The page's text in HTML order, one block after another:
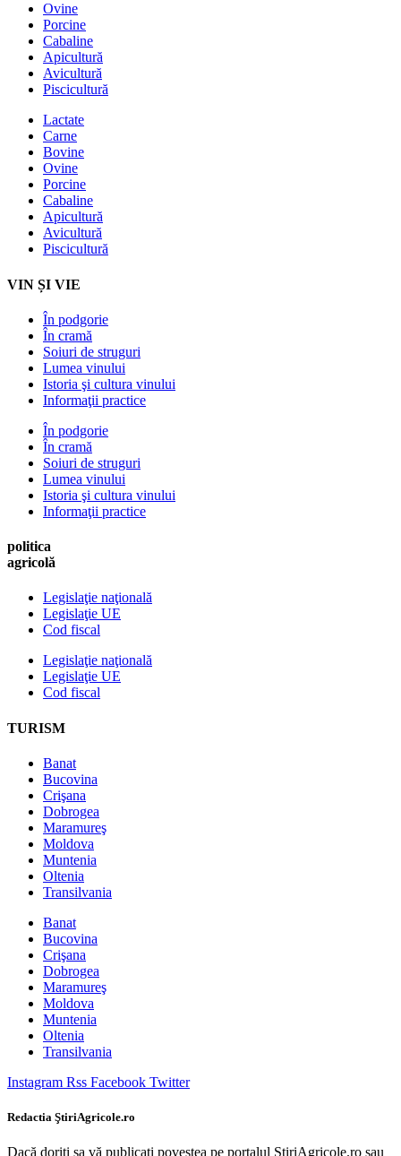
Ovine
Porcine
Cabaline
Apicultură
Avicultură
Piscicultură
Lactate
Carne
Bovine
Ovine
Porcine
Cabaline
Apicultură
Avicultură
Piscicultură
VIN ȘI VIE
În podgorie
În cramă
Soiuri de struguri
Lumea vinului
Istoria şi cultura vinului
Informaţii practice
În podgorie
În cramă
Soiuri de struguri
Lumea vinului
Istoria şi cultura vinului
Informaţii practice
politica
agricolă
Legislaţie naţională
Legislaţie UE
Cod fiscal
Legislaţie naţională
Legislaţie UE
Cod fiscal
TURISM
Banat
Bucovina
Crişana
Dobrogea
Maramureş
Moldova
Muntenia
Oltenia
Transilvania
Banat
Bucovina
Crişana
Dobrogea
Maramureş
Moldova
Muntenia
Oltenia
Transilvania
Instagram Rss Facebook Twitter
Redactia ŞtiriAgricole.ro
Dacă doriţi sa vă publicati povestea pe portalul StiriAgricole.ro sau